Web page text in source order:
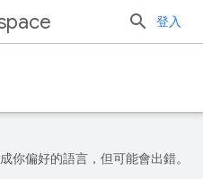
登入
你偏好的語言，但可能會出錯。